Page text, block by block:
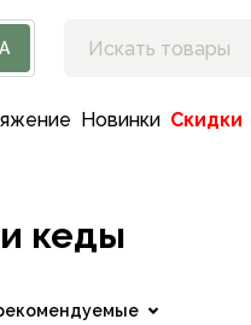
Новинки Скидки
кеды